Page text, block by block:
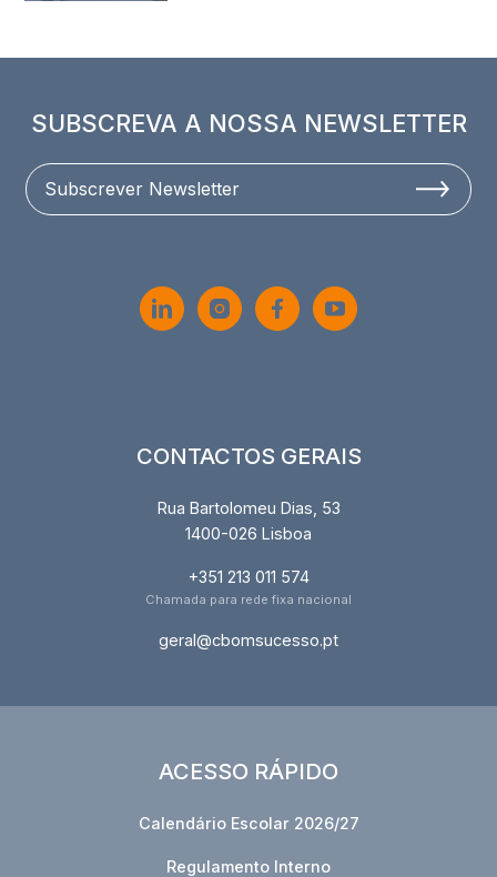
SUBSCREVA A NOSSA NEWSLETTER
Subscrever Newsletter
CONTACTOS GERAIS
Rua Bartolomeu Dias, 53
1400-026 Lisboa
+351 213 011 574
Chamada para rede fixa nacional
geral@cbomsucesso.pt
ACESSO RÁPIDO
Calendário Escolar 2026/27
Regulamento Interno